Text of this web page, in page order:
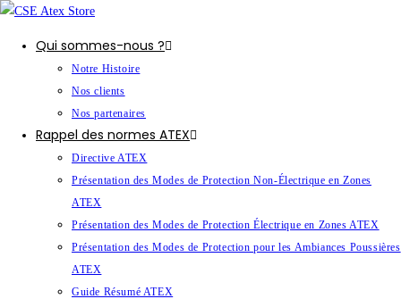
Qui sommes-nous ?
Notre Histoire
Nos clients
Nos partenaires
Rappel des normes ATEX
Directive ATEX
Présentation des Modes de Protection Non-Électrique en Zones
ATEX
Présentation des Modes de Protection Électrique en Zones ATEX
Présentation des Modes de Protection pour les Ambiances Poussières
ATEX
Guide Résumé ATEX